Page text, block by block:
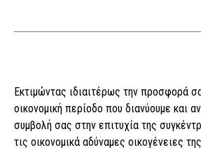
Εκτιμώντας ιδιαιτέρως την προσφορά
οικονομική περίοδο που διανύουμε και
συμβολή σας στην επιτυχία της
τις οικονομικά αδύναμες οικογένειες